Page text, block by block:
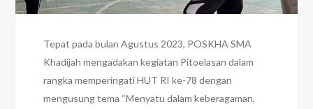
Tepat pada bulan Agustus 2023, POSKHA SMA
Khadijah mengadakan kegiatan Pitoelasan dalam
rangka memperingati HUT RI ke-78 dengan
mengusung tema “Menyatu dalam keberagaman,